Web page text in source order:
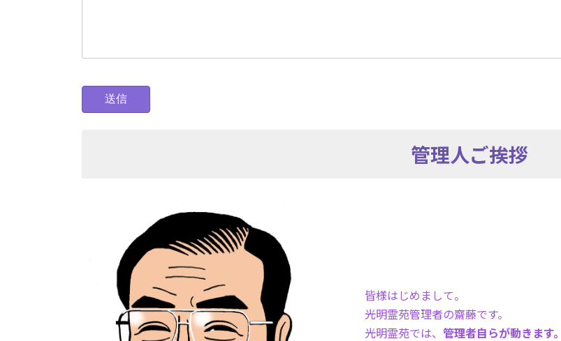
管理人ご挨拶
皆様はじめまして。
光明霊苑管理者の齋藤です。
光明霊苑では、管理者自らが動きます。